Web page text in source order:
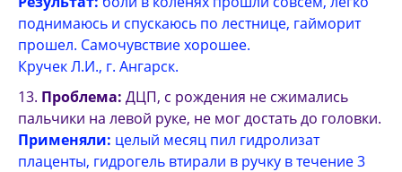
поднимаюсь и спускаюсь по лестнице, гайморит
прошел. Самочувствие хорошее.
Кручек Л.И., г. Ангарск.
Проблема: ДЦП, с рождения не сжимались
пальчики на левой руке, не мог достать до головки.
Применяли: целый месяц пил гидролизат
плаценты, гидрогель втирали в ручку в течение 3